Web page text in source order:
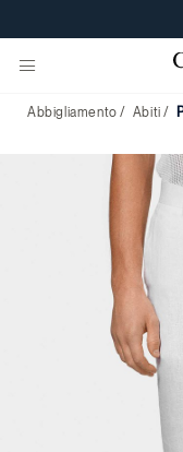
Abbigliamento Abiti